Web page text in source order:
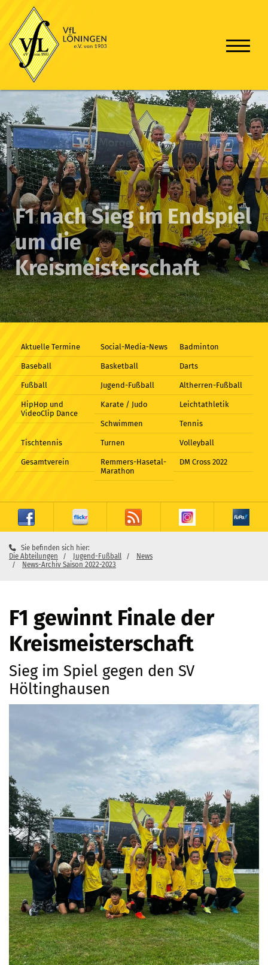
F1 nach Sieg im Endspiel
um die
Kreismeisterschaft
Aktuelle Termine Social-Media-News Badminton
Baseball Basketball Darts
Fußball Jugend-Fußball Altherren-Fußball
HipHop und
VideoClip Dance
Karate / Judo Leichtathletik
Schwimmen Tennis
Tischtennis Turnen Volleyball
Gesamtverein
Remmers-Hasetal-
Marathon
DM Cross 2022
Sie befinden sich hier:
Die Abteilungen
Jugend-Fußball
News
News-Archiv Saison 2022-2023
F1 gewinnt Finale der
Kreismeisterschaft
Sieg im Spiel gegen den SV
Höltinghausen